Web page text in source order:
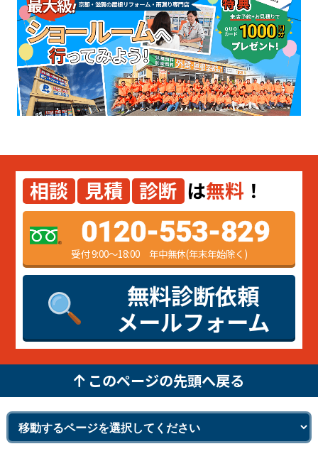
相談 見積 診断 は無料 ！
0120-553-829
受付 9:00～18:00 年中無休(年末年始除く)
無料診断依頼
メールフォーム
このページの先頭へ戻る